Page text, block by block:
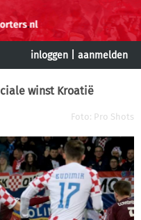
inloggen aanmelden
winst Kroatië
Foto: Pro Shots